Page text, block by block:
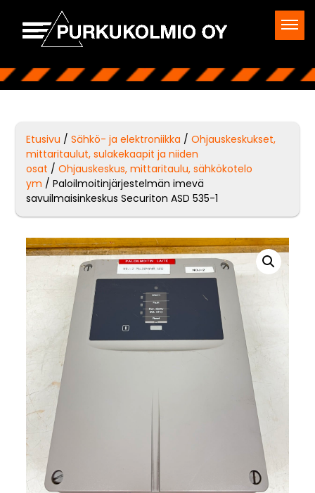
Etusivu /Sähkö- ja elektroniikka /Ohjauskeskukset,
mittaritaulut, sulakekaapit ja niiden
osat /Ohjauskeskus, mittaritaulu, sähkökotelo
ym / Paloilmoitinjärjestelmän imevä
savuilmaisinkeskus Securiton ASD 535-1